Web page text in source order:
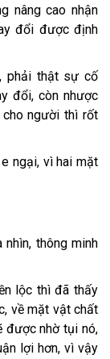
nâng cao nhận
đổi được định
phải thật sự cố
đổi, còn nhược
người thì rốt
ngại, vì hai mặt
thông minh
lộc thì đã thấy
về mặt vật chất
được nhờ tụi nó,
lợi hơn, vì vậy